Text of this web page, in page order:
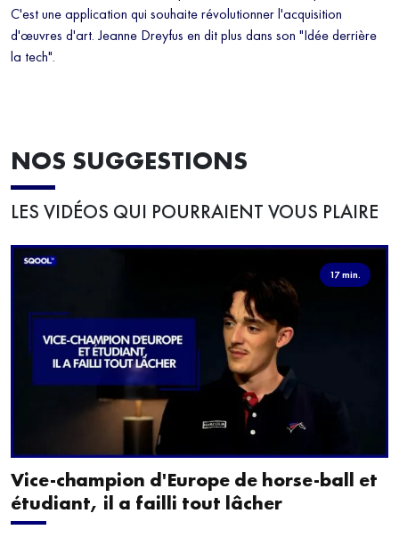
C'est une application qui souhaite révolutionner l'acquisition
d'œuvres d'art. Jeanne Dreyfus en dit plus dans son "Idée derrière
la tech".
NOS SUGGESTIONS
LES VIDÉOS QUI POURRAIENT VOUS PLAIRE
17 min.
Vice-champion d'Europe de horse-ball et
étudiant, il a failli tout lâcher